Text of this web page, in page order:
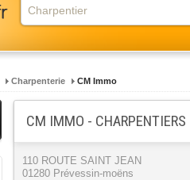
Charpenterie CM Immo
CM IMMO - CHARPENTIERS
110 ROUTE SAINT JEAN
01280 Prévessin-moëns